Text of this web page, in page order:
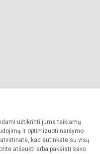
užtikrinti jums teikiamų
ir optimizuoti naršymo
kad sutinkate su visų
atšaukti arba pakeisti savo
Visos teisės saugomos.
sutikimo griežtai draudžiama.
valdymas